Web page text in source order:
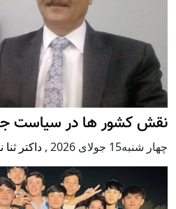
نقش کشور ها در سیاست
چهار شنبه15 جولای 2026 , داکتر ثنا